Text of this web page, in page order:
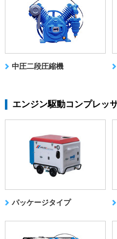
中圧二段圧縮機
エンジン駆動コンプレッ
パッケージタイプ